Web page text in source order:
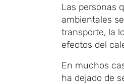
Las personas
ambientales
transporte, la
efectos del
En muchos
ha dejado de